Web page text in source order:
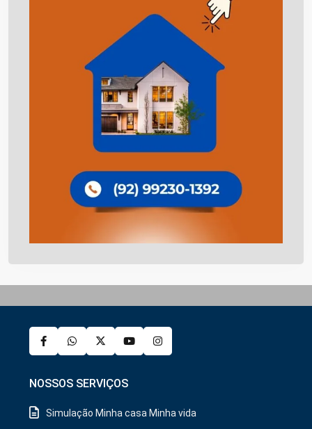
NOSSOS SERVIÇOS
Simulação Minha casa Minha vida